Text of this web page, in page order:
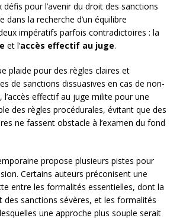
défis pour l’avenir du droit des sanctions
dans la recherche d’un équilibre
impératifs parfois contradictoires : la
et l’accès effectif au juge.
plaide pour des règles claires et
de sanctions dissuasives en cas de non-
l’accès effectif au juge milite pour une
des règles procédurales, évitant que des
ne fassent obstacle à l’examen du fond
propose plusieurs pistes pour
Certains auteurs préconisent une
entre les formalités essentielles, dont la
sanctions sévères, et les formalités
une approche plus souple serait